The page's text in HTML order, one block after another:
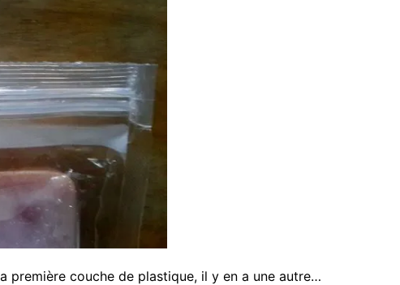
première couche de plastique, il y en a une autre…